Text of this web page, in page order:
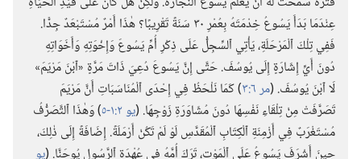
عِنْدَمَا بَدَأَ يَسُوعُ خِدْمَتَهُ بِعُمْرِ ٣٠ سَنَةً تَقْرِيبًا؟‏ هٰذَا أَمْرٌ مُسْتَبْعَدٌ جِدًّا.‏
فَفِي تِلْكَ ٱلْمَرْحَلَةِ،‏ يَأْتِي ٱلسِّجِلُّ عَلَى ذِكْرِ أُمِّ يَسُوعَ وَإِخْوَتِهِ وَأَخَوَاتِهِ
دُونَ أَيِّ إِشَارَةٍ إِلَى يُوسُفَ.‏ حَتَّى إِنَّ يَسُوعَ دُعِيَ ذَاتَ مَرَّةٍ «ٱبْنَ مَرْيَمَ»
لَا ٱبْنَ يُوسُفَ.‏ (‏مر ٦:‏٣
‏)‏ كَمَا نَلْحَظُ فِي إِحْدَى ٱلْمُنَاسَبَاتِ أَنَّ مَرْيَمَ
تَصَرَّفَتْ مِنْ تِلْقَاءِ نَفْسِهَا دُونَ مُشَاوَرَةِ زَوْجِهَا.‏ (‏يو ٢:‏​١-‏٥
‏)‏ وَهٰذَا ٱلتَّصَرُّفُ
مُسْتَغْرَبٌ فِي أَزْمِنَةِ ٱلْكِتَابِ ٱلْمُقَدَّسِ لَوْ لَمْ تَكُنْ أَرْمَلَةً.‏ إِضَافَةً إِلَى ذٰلِكَ،‏
حِينَ أَشْرَفَ يَسُوعُ عَلَى ٱلْمَوْتِ،‏ تَرَكَ أُمَّهُ فِي عُهْدَةِ ٱلرَّسُولِ يُوحَنَّا.‏ (‏يو